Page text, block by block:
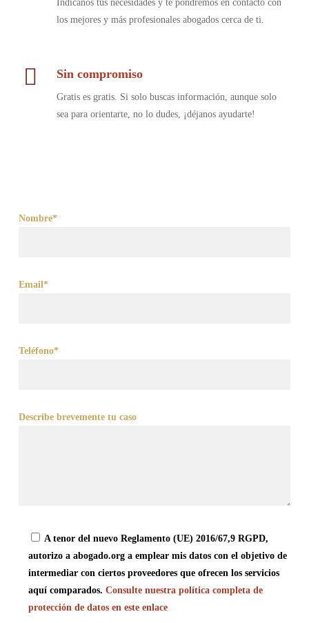
Indícanos tus necesidades y te pondremos en contacto con
los mejores y más profesionales abogados cerca de ti.
Sin compromiso
Gratis es gratis. Si solo buscas información, aunque solo
sea para orientarte, no lo dudes, ¡déjanos ayudarte!
Nombre*
Email*
Teléfono*
Describe brevemente tu caso
A tenor del nuevo Reglamento (UE) 2016/67,9 RGPD,
autorizo a abogado.org a emplear mis datos con el objetivo de
intermediar con ciertos proveedores que ofrecen los servicios
aquí comparados. Consulte nuestra política completa de
protección de datos en este enlace